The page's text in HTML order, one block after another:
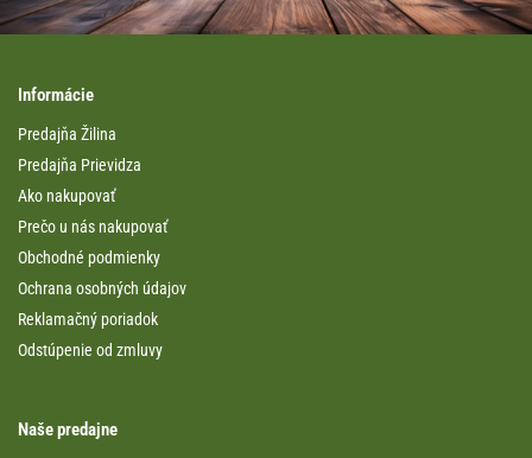
Informácie
Predajňa Žilina
Predajňa Prievidza
Ako nakupovať
Prečo u nás nakupovať
Obchodné podmienky
Ochrana osobných údajov
Reklamačný poriadok
Odstúpenie od zmluvy
Naše predajne